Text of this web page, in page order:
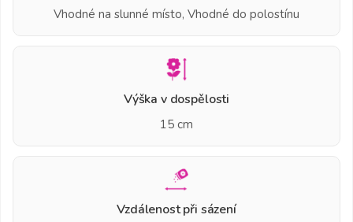
Vhodné na slunné místo, Vhodné do polostínu
Výška v dospělosti
15 cm
Vzdálenost při sázení